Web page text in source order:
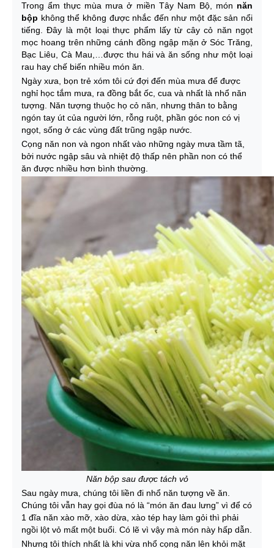
Trong ẩm thực mùa mưa ở miền Tây Nam Bộ, món năn
bộp không thể không được nhắc đến như một đặc sản nổi
tiếng. Đây là một loại thực phẩm lấy từ cây cỏ năn ngọt
mọc hoang trên những cánh đồng ngập mặn ở Sóc Trăng,
Bạc Liêu, Cà Mau,…được thu hái và ăn sống như một loại
rau hay chế biến nhiều món ăn.
Ngày xưa, bọn trẻ xóm tôi cứ đợi đến mùa mưa để được
nghỉ học tắm mưa, ra đồng bắt ốc, cua và nhất là nhổ năn
tượng. Năn tượng thuộc họ cỏ năn, nhưng thân to bằng
ngón tay út của người lớn, rỗng ruột, phần góc non có vị
ngọt, sống ở các vùng đất trũng ngập nước.
Cọng năn non và ngon nhất vào những ngày mưa tầm tã,
bởi nước ngập sâu và nhiệt độ thấp nên phần non có thể
ăn được nhiều hơn bình thường.
Năn bộp sau được tách vỏ
Sau ngày mưa, chúng tôi liền đi nhổ năn tượng về ăn.
Chúng tôi vẫn hay gọi đùa nó là “món ăn đau lưng” vì để có
1 đĩa năn xào mỡ, xào dừa, xào tép hay làm gỏi thì phải
ngồi lột vỏ mất một buổi. Có lẽ vì vậy mà món này hấp dẫn.
Nhưng tôi thích nhất là khi vừa nhổ cọng năn lên khỏi mặt